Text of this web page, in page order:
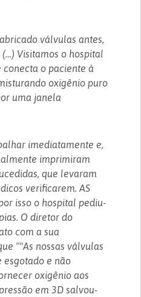
válvulas antes,
Visitamos o hospital
o paciente à
oxigênio puro
uma janela
imediatamente e,
imprimiram
que levaram
verificarem. AS
isso o hospital pediu-
O diretor do
com a sua
""As nossas válvulas
esgotado e não
oxigênio aos
em 3D salvou-